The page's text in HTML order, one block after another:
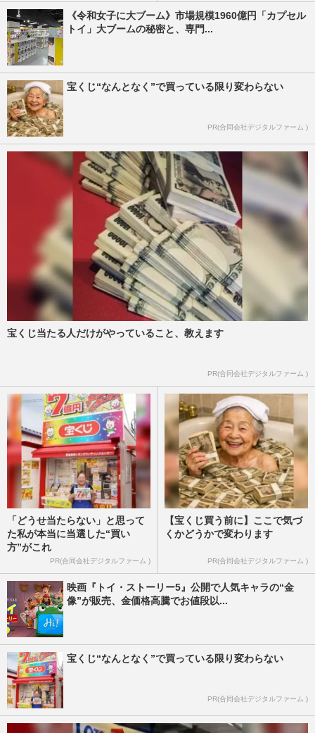
《令和女子に大ブーム》市場規模1960億円「カプセル
トイ」大ブームの秘密と、専門...
宝くじ“なんとなく”で買っている限り変わらない
PR(合同会社デジタルファーム )
宝くじ当たる人だけがやっていること、教えます
PR(合同会社デジタルファーム )
「どうせ当たらない」と思って
た私が本当に当選した“買い
方”がこれ
PR(合同会社デジタルファーム )
【宝くじ買う前に】ここで気づ
くかどうかで変わります
PR(合同会社デジタルファーム )
映画『トイ・ストーリー5』公開で人気キャラの“金
像”が販売、金価格高騰でお値段以...
宝くじ“なんとなく”で買っている限り変わらない
PR(合同会社デジタルファーム )